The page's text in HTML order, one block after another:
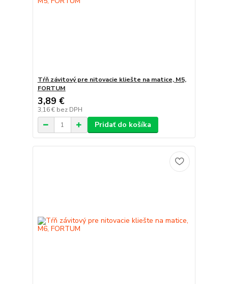
Tŕň závitový pre nitovacie kliešte na matice, M5,
FORTUM
3,89 €
3,16 € bez DPH
Pridať do košíka